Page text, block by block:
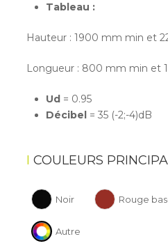
Tableau :
Hauteur : 1900 mm min et
Longueur : 800 mm min et
Ud = 0.95
Décibel = 35 (-2;-4)dB
COULEURS
Noir Rouge
Autre